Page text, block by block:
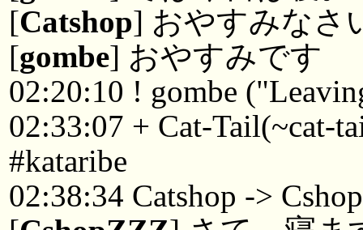
[Catshop] おやすみなさ
[gombe] おやすみです
02:20:10 ! gombe
02:33:07 + Cat-Tail(~cat-
#kataribe
02:38:34 Catshop ->